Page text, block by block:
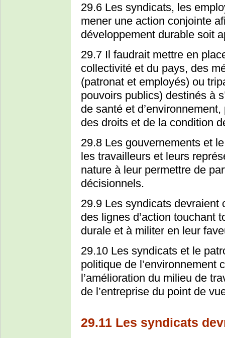
29.6 Les syndicats, les
mener une action conjointe
développement durable soit
29.7 Il faudrait mettre en
collectivité et du pays, des
(patronat et employés) ou
pouvoirs publics) destinés à
de santé et
des droits et de la condition
29.8 Les gouvernements et
les travailleurs et leurs
nature à leur permettre de
décisionnels.
29.9 Les syndicats devraient
des lignes d’action touchant
durale et à militer en leur
29.10 Les syndicats et le
politique de l’environnement
l’amélioration du milieu de
de l’entreprise du point de
29.11 Les syndicats